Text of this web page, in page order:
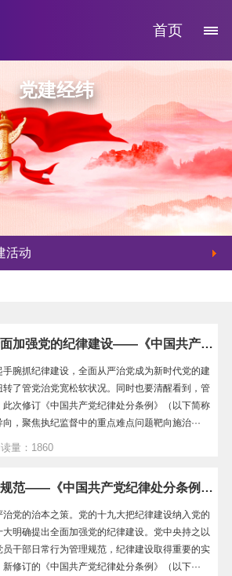
首页
党建经纬
活动
坚持以严的基调全面加强党的纪律建设——《中国共产党纪律处分条例》解读之二
腕抓纪律建设，全面从严治党成为新时代党的建
了管党治党宽松软状况。同时也要清醒看到，管
次修订《中国共产党纪律处分条例》（以下简称
向，聚焦执纪监督中的重点难点问题靶向施治···
量：1860
与时俱进完善纪律规范——《中国共产党纪律处分条例》解读之三
党的治本之策。党的十九大把纪律建设纳入党的
明确提出全面加强党的纪律建设。党中央持之以
干部日常行为管理规范，纪律建设取得重要的实
订的《中国共产党纪律处分条例》（以下···